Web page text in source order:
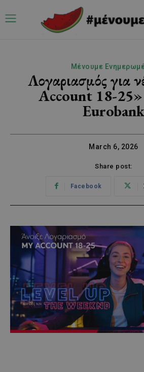
Μένουμε
Λογαριασμός για
Account 18-
Eurobank
March 6, 2026
Share post:
Facebook